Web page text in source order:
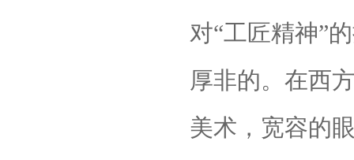
对“工匠精神”
厚非的。在西
美术，宽容的